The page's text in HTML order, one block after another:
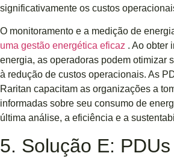
significativamente os custos
O monitoramento e a medição de
uma gestão energética eficaz . Ao obter
energia, as operadoras podem otimizar
à redução de custos operacionais. As
Raritan capacitam as organizações a
informadas sobre seu consumo de
última análise, a eficiência e a
5. Solução E: